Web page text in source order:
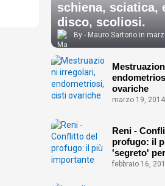
schiena, sciatica,
disco, scoliosi.
Mauro Sartorio
ovariche
marzo 19, 2014
Reni -
profugo: il
'segreto'
febbraio 16,